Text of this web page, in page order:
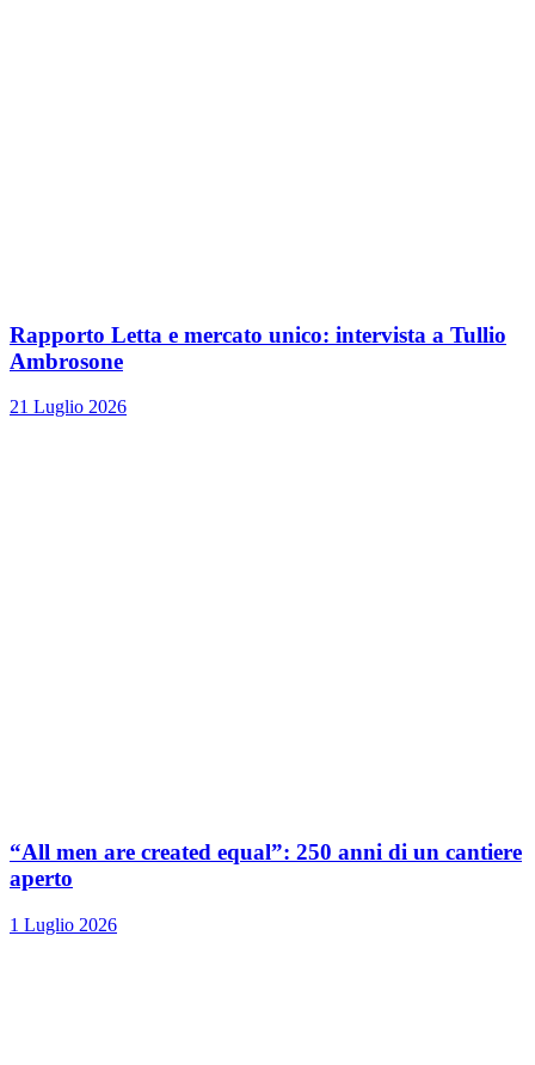
Rapporto Letta e mercato unico: intervista a Tullio
Ambrosone
21 Luglio 2026
“All men are created equal”: 250 anni di un cantiere
aperto
1 Luglio 2026